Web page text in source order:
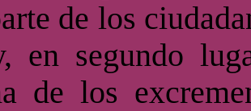
de los
en segundo
de los